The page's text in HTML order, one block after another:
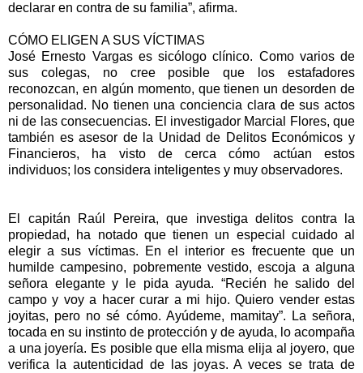
declarar en contra de su familia”, afirma.
CÓMO ELIGEN A SUS VÍCTIMAS
José Ernesto Vargas es sicólogo clínico. Como varios de
sus colegas, no cree posible que los estafadores
reconozcan, en algún momento, que tienen un desorden de
personalidad. No tienen una conciencia clara de sus actos
ni de las consecuencias. El investigador Marcial Flores, que
también es asesor de la Unidad de Delitos Económicos y
Financieros, ha visto de cerca cómo actúan estos
individuos; los considera inteligentes y muy observadores.
El capitán Raúl Pereira, que investiga delitos contra la
propiedad, ha notado que tienen un especial cuidado al
elegir a sus víctimas. En el interior es frecuente que un
humilde campesino, pobremente vestido, escoja a alguna
señora elegante y le pida ayuda. “Recién he salido del
campo y voy a hacer curar a mi hijo. Quiero vender estas
joyitas, pero no sé cómo. Ayúdeme, mamitay”. La señora,
tocada en su instinto de protección y de ayuda, lo acompaña
a una joyería. Es posible que ella misma elija al joyero, que
verifica la autenticidad de las joyas. A veces se trata de